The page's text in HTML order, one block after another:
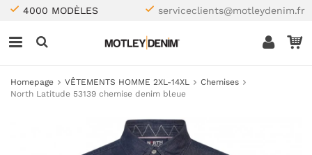
4000 MODÈLES serviceclients@motleydenim.fr
Homepage VÊTEMENTS HOMME 2XL-14XL
Chemises
North Latitude 53139 chemise denim bleue